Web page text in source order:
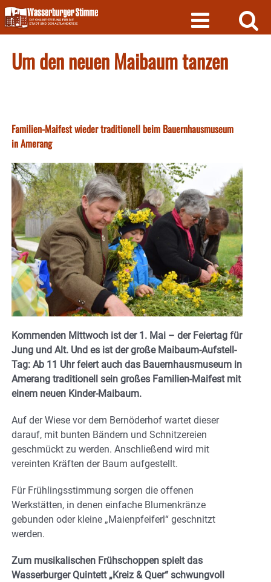
Skip
to
content
Um den neuen Maibaum tanzen
Familien-Maifest wieder traditionell beim Bauernhausmuseum
in Amerang
Kommenden Mittwoch ist der 1. Mai – der Feiertag für
Jung und Alt. Und es ist der große Maibaum-Aufstell-
Tag: Ab 11 Uhr feiert auch das Bauernhausmuseum in
Amerang traditionell sein großes Familien-Maifest mit
einem neuen Kinder-Maibaum.
Auf der Wiese vor dem Bernöderhof wartet dieser
darauf, mit bunten Bändern und Schnitzereien
geschmückt zu werden. Anschließend wird mit
vereinten Kräften der Baum aufgestellt.
Für Frühlingsstimmung sorgen die offenen
Werkstätten, in denen einfache Blumenkränze
gebunden oder kleine „Maienpfeiferl“ geschnitzt
werden.
Zum musikalischen Frühschoppen spielt das
Wasserburger Quintett „Kreiz & Quer“ schwungvoll